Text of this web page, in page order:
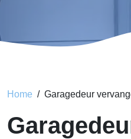
Home Garagedeur